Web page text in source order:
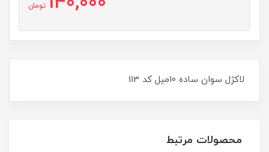
تومان
لاکژل سوان ساده 10ميل کد 113
محصولات مرتبط